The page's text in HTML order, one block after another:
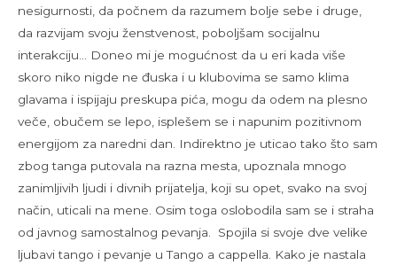
nesigurnosti, da počnem da razumem bolje sebe i druge,
da razvijam svoju ženstvenost, poboljšam socijalnu
interakciju… Doneo mi je mogućnost da u eri kada više
skoro niko nigde ne đuska i u klubovima se samo klima
glavama i ispijaju preskupa pića, mogu da odem na plesno
veče, obučem se lepo, isplešem se i napunim pozitivnom
energijom za naredni dan. Indirektno je uticao tako što sam
zbog tanga putovala na razna mesta, upoznala mnogo
zanimljivih ljudi i divnih prijatelja, koji su opet, svako na svoj
način, uticali na mene. Osim toga oslobodila sam se i straha
od javnog samostalnog pevanja. Spojila si svoje dve velike
ljubavi tango i pevanje u Tango a cappella. Kako je nastala